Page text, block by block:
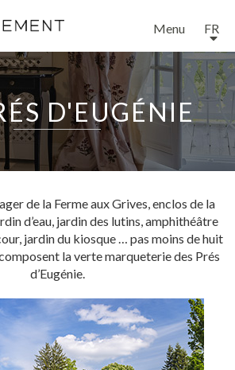
Menu FR
EXPERTISE
D'EUGÉNIE
de la Ferme aux Grives, enclos de la
d’eau, jardin des lutins, amphithéâtre
jardin du kiosque … pas moins de huit
la verte marqueterie des Prés
d’Eugénie.